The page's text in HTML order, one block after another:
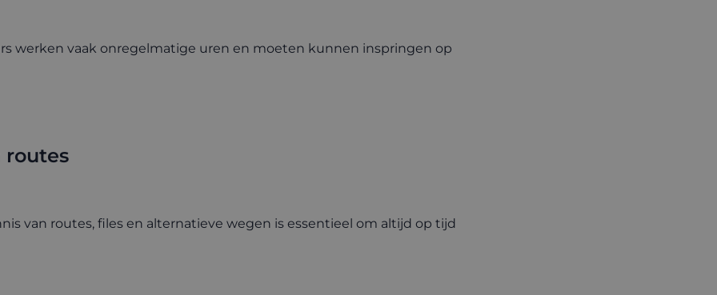
werken vaak onregelmatige uren en moeten kunnen inspringen op
routes
van routes, files en alternatieve wegen is essentieel om altijd op tijd